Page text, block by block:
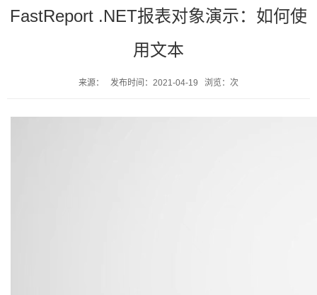
FastReport .NET报表对象演示：如何使
用文本
来源： 发布时间：2021-04-19 浏览：次